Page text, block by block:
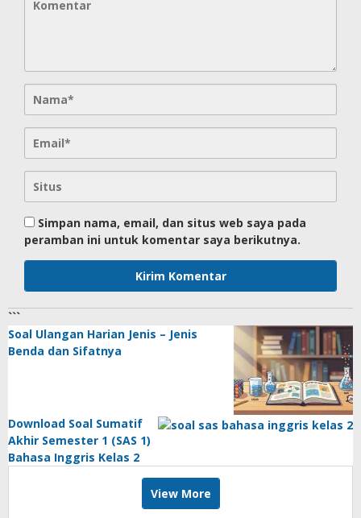
Simpan nama, email, dan situs web saya pada
peramban ini untuk komentar saya berikutnya.
```
Soal Ulangan Harian Jenis – Jenis
Benda dan Sifatnya
Download Soal Sumatif
Akhir Semester 1 (SAS 1)
Bahasa Inggris Kelas 2
View More